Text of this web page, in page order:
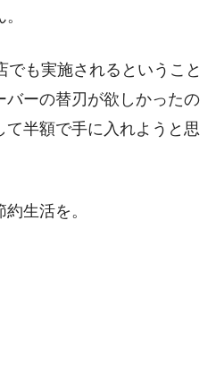
でも実施されるということ
バーの替刃が欲しかったの
半額で手に入れようと思
生活を。